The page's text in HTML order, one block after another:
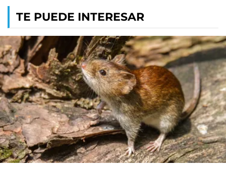
TE PUEDE INTERESAR